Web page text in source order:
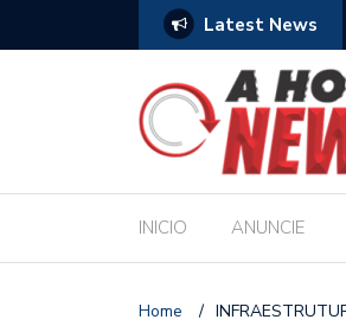
Latest News
horizontes para estudantes da rede
INICIO ANUNCIE
Home /